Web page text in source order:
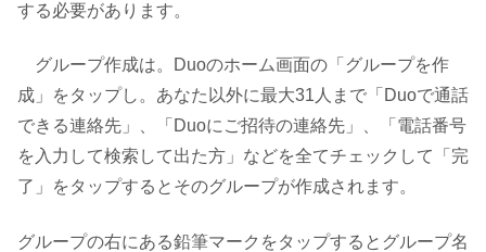
する必要があります。
グループ作成は。Duoのホーム画面の「グループを作
成」をタップし。あなた以外に最大31人まで「Duoで通話
できる連絡先」、「Duoにご招待の連絡先」、「電話番号
を入力して検索して出た方」などを全てチェックして「完
了」をタップするとそのグループが作成されます。
グループの右にある鉛筆マークをタップするとグループ名